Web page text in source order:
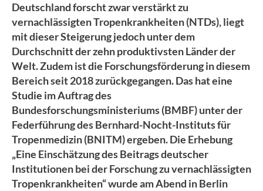
Deutschland forscht zwar verstärkt zu
vernachlässigten Tropenkrankheiten (NTDs), liegt
mit dieser Steigerung jedoch unter dem
Durchschnitt der zehn produktivsten Länder der
Welt. Zudem ist die Forschungsförderung in diesem
Bereich seit 2018 zurückgegangen. Das hat eine
Studie im Auftrag des
Bundesforschungsministeriums (BMBF) unter der
Federführung des Bernhard-Nocht-Instituts für
Tropenmedizin (BNITM) ergeben. Die Erhebung
„Eine Einschätzung des Beitrags deutscher
Institutionen bei der Forschung zu vernachlässigten
Tropenkrankheiten“ wurde am Abend in Berlin